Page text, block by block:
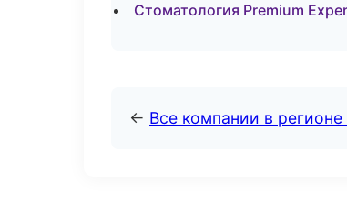
Стоматология Premium
← Все компании в